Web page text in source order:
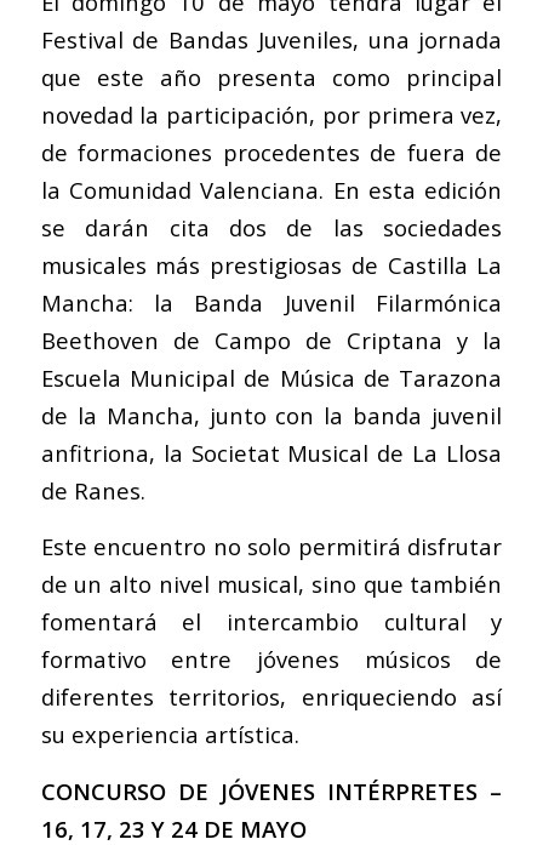
Festival de Bandas Juveniles, una jornada
que este año presenta como principal
novedad la participación, por primera vez,
de formaciones procedentes de fuera de
la Comunidad Valenciana. En esta edición
se darán cita dos de las sociedades
musicales más prestigiosas de Castilla La
Mancha: la Banda Juvenil Filarmónica
Beethoven de Campo de Criptana y la
Escuela Municipal de Música de Tarazona
de la Mancha, junto con la banda juvenil
anfitriona, la Societat Musical de La Llosa
de Ranes.
Este encuentro no solo permitirá disfrutar
de un alto nivel musical, sino que también
fomentará el intercambio cultural y
formativo entre jóvenes músicos de
diferentes territorios, enriqueciendo así
su experiencia artística.
CONCURSO DE JÓVENES INTÉRPRETES –
16, 17, 23 Y 24 DE MAYO